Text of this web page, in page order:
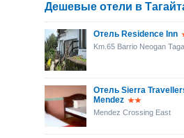
Дешевые отели в
Отель Residence Inn
Km.65 Barrio Neogan
Отель Sierra
Mendez
Mendez Crossing East